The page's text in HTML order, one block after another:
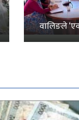
वालिङले